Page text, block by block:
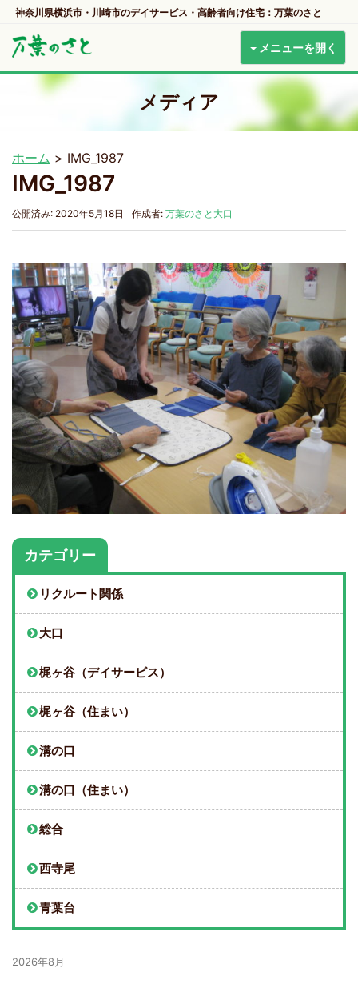
神奈川県横浜市・川崎市のデイサービス・高齢者向け住宅：万葉のさと
メニューを開く
メディア
ホーム > IMG_1987
IMG_1987
公開済み: 2020年5月18日 作成者: 万葉のさと大口
カテゴリー
リクルート関係
大口
梶ヶ谷（デイサービス）
梶ヶ谷（住まい）
溝の口
溝の口（住まい）
総合
西寺尾
青葉台
2026年8月